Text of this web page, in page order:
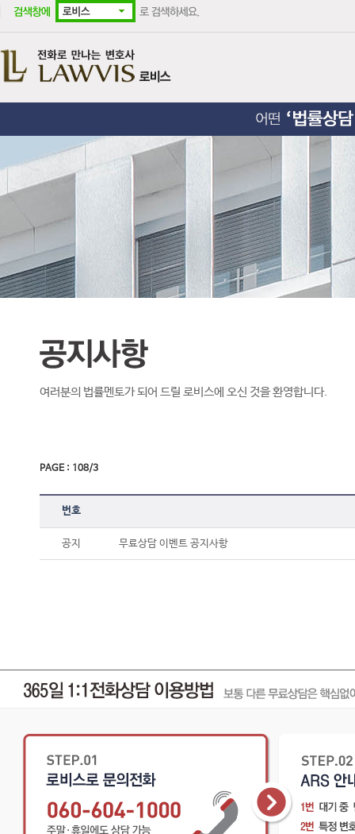
여러분의 법률멘토가 되어 드릴 로비스에 오신 것을 환영합니다.
PAGE : 108/3
번호
공지 무료상담 이벤트 공지사항